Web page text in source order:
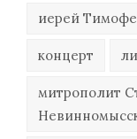
иерей
концерт
митрополит